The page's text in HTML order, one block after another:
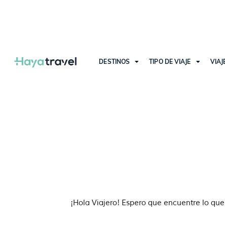
DESTINOS TIPO DE VIAJE
¡Hola Viajero! Espero que encuentre lo